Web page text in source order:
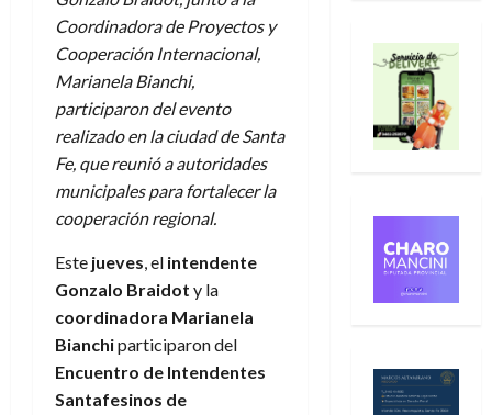
Coordinadora de Proyectos y
Cooperación Internacional,
Marianela Bianchi,
participaron del evento
realizado en la ciudad de Santa
Fe, que reunió a autoridades
municipales para fortalecer la
cooperación regional.
Este jueves, el intendente
Gonzalo Braidot y la
coordinadora Marianela
Bianchiparticiparon del
Encuentro de Intendentes
Santafesinos de